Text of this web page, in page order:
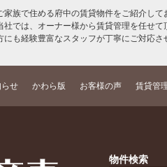
家族で住める府中の賃貸物件をご紹介し
社では、オーナー様から賃貸管理を任せ
も経験豊富なスタッフが丁寧にご対応さ
らせ かわら版 お客様の声 賃貸管
物件検索